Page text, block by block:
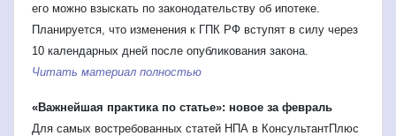
его можно взыскать по законодательству об ипотеке.
Планируется, что изменения к ГПК РФ вступят в силу через
10 календарных дней после опубликования закона.
Читать материал полностью
«Важнейшая практика по статье»: новое за февраль
Для самых востребованных статей НПА в КонсультантПлюс